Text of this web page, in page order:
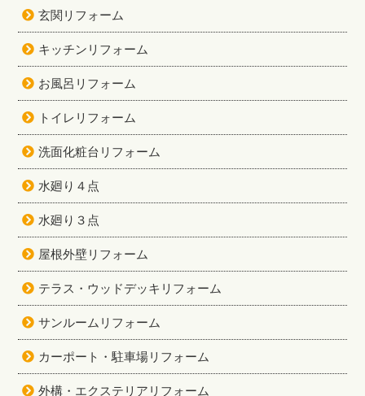
玄関リフォーム
キッチンリフォーム
お風呂リフォーム
トイレリフォーム
洗面化粧台リフォーム
水廻り４点
水廻り３点
屋根外壁リフォーム
テラス・ウッドデッキリフォーム
サンルームリフォーム
カーポート・駐車場リフォーム
外構・エクステリアリフォーム